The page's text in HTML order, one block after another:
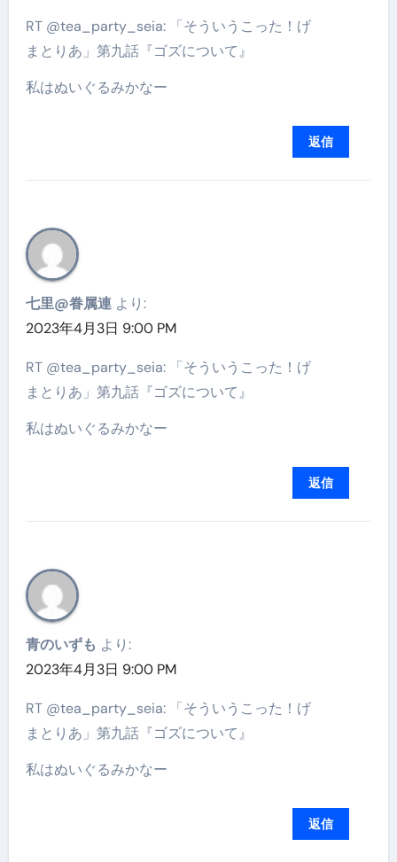
RT @tea_party_seia: 「そういうこった！げ
まとりあ」第九話『ゴズについて』
私はぬいぐるみかなー
返信
七里@眷属連 より:
2023年4月3日 9:00 PM
RT @tea_party_seia: 「そういうこった！げ
まとりあ」第九話『ゴズについて』
私はぬいぐるみかなー
返信
青のいずも より:
2023年4月3日 9:00 PM
RT @tea_party_seia: 「そういうこった！げ
まとりあ」第九話『ゴズについて』
私はぬいぐるみかなー
返信